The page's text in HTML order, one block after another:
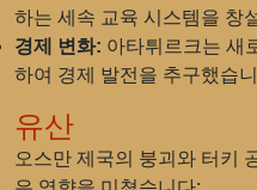
하는 세속 교육 시스템을 창
경제 변화: 아타튀르크는 새
하여 경제 발전을 추구했습
유산
오스만 제국의 붕괴와 터키